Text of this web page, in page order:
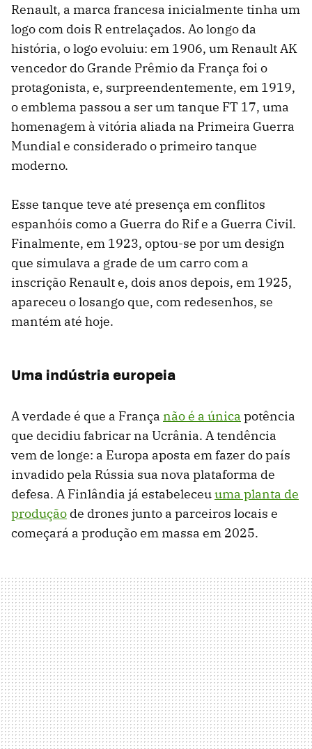
Renault, a marca francesa inicialmente tinha um
logo com dois R entrelaçados. Ao longo da
história, o logo evoluiu: em 1906, um Renault AK
vencedor do Grande Prêmio da França foi o
protagonista, e, surpreendentemente, em 1919,
o emblema passou a ser um tanque FT 17, uma
homenagem à vitória aliada na Primeira Guerra
Mundial e considerado o primeiro tanque
moderno.
Esse tanque teve até presença em conflitos
espanhóis como a Guerra do Rif e a Guerra Civil.
Finalmente, em 1923, optou-se por um design
que simulava a grade de um carro com a
inscrição Renault e, dois anos depois, em 1925,
apareceu o losango que, com redesenhos, se
mantém até hoje.
Uma indústria europeia
A verdade é que a França não é a única potência
que decidiu fabricar na Ucrânia. A tendência
vem de longe: a Europa aposta em fazer do país
invadido pela Rússia sua nova plataforma de
defesa. A Finlândia já estabeleceuuma planta de
produção de drones junto a parceiros locais e
começará a produção em massa em 2025.